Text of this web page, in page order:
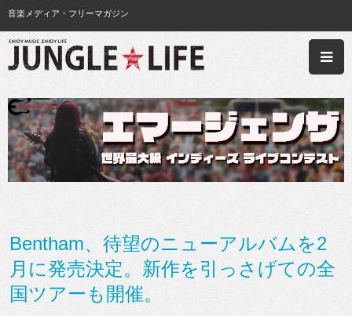
音楽メディア・フリーマガジン
Bentham、待望のニューアルバムを2
月に発売決定。新作を引っさげての全
国ツアーも開催。